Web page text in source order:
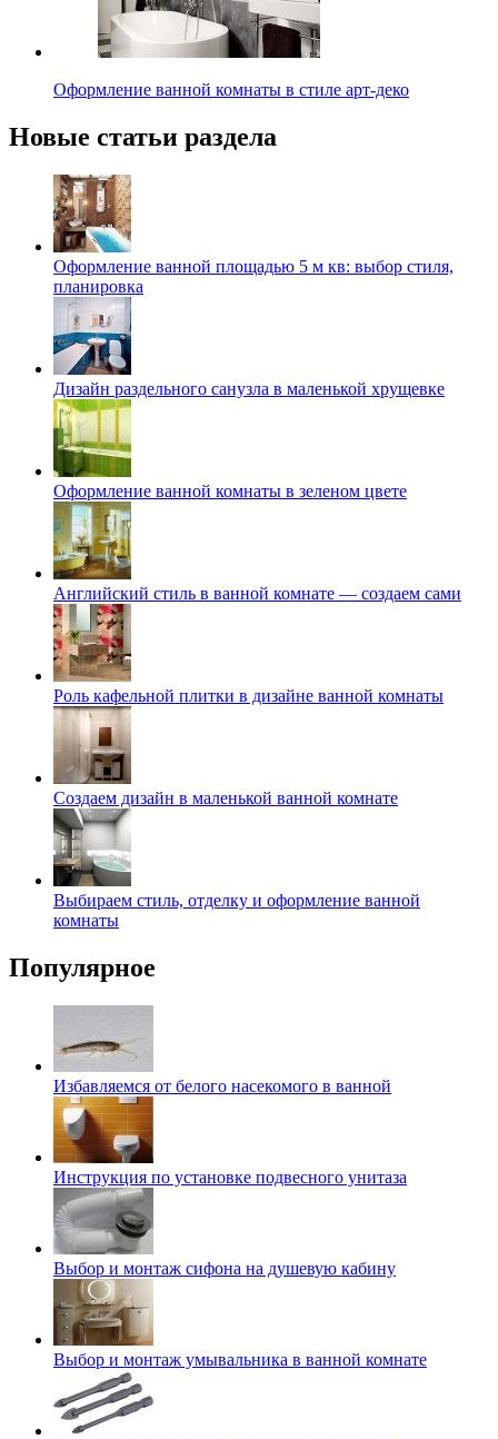
Оформление ванной комнаты в стиле арт-деко
Новые статьи раздела
Оформление ванной площадью 5 м кв: выбор стиля,
планировка
Дизайн раздельного санузла в маленькой хрущевке
Оформление ванной комнаты в зеленом цвете
Английский стиль в ванной комнате — создаем сами
Роль кафельной плитки в дизайне ванной комнаты
Создаем дизайн в маленькой ванной комнате
Выбираем стиль, отделку и оформление ванной
комнаты
Популярное
Избавляемся от белого насекомого в ванной
Инструкция по установке подвесного унитаза
Выбор и монтаж сифона на душевую кабину
Выбор и монтаж умывальника в ванной комнате